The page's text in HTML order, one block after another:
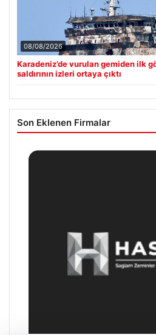
08/08/2026
Karadeniz’de vurulan gemiden ilk
saldırının izleri ortaya çıktı
Son Eklenen Firmalar